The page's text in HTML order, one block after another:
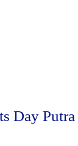
Day Putra